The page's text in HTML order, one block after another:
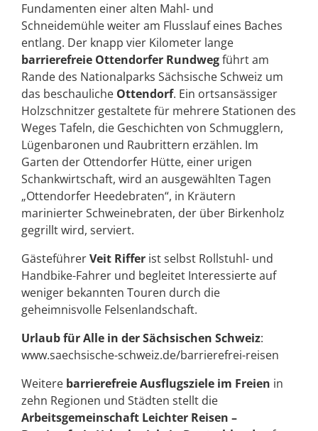
Fundamenten einer alten Mahl- und
Schneidemühle weiter am Flusslauf eines Baches
entlang. Der knapp vier Kilometer lange
barrierefreie Ottendorfer Rundwegführt am
Rande des Nationalparks Sächsische Schweiz um
das beschauliche Ottendorf. Ein ortsansässiger
Holzschnitzer gestaltete für mehrere Stationen des
Weges Tafeln, die Geschichten von Schmugglern,
Lügenbaronen und Raubrittern erzählen. Im
Garten der Ottendorfer Hütte, einer urigen
Schankwirtschaft, wird an ausgewählten Tagen
„Ottendorfer Heedebraten“, in Kräutern
marinierter Schweinebraten, der über Birkenholz
gegrillt wird, serviert.
GästeführerVeit Riffer ist selbst Rollstuhl- und
Handbike-Fahrer und begleitet Interessierte auf
weniger bekannten Touren durch die
geheimnisvolle Felsenlandschaft.
Urlaub für Alle in der Sächsischen Schweiz:
www.saechsische-schweiz.de/barrierefrei-reisen
Weitere barrierefreie Ausflugsziele im Freien in
zehn Regionen und Städten stellt die
Arbeitsgemeinschaft Leichter Reisen –